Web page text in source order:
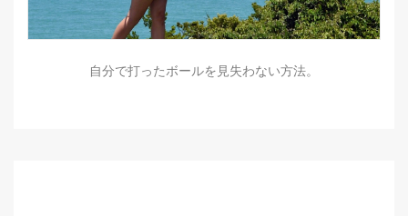
自分で打ったボールを見失わない方法。